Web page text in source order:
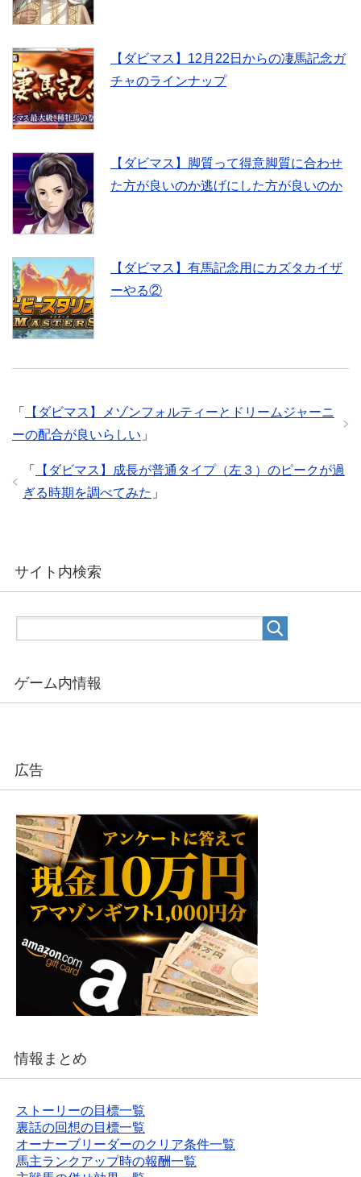
【ダビマス】12月22日からの凄馬記念ガ
チャのラインナップ
【ダビマス】脚質って得意脚質に合わせ
た方が良いのか逃げにした方が良いのか
【ダビマス】有馬記念用にカズタカイザ
ーやる②
「
【ダビマス】メゾンフォルティーとドリームジャーニ
ーの配合が良いらしい 」
「
【ダビマス】成長が普通タイプ（左３）のピークが過
ぎる時期を調べてみた 」
サイト内検索
ゲーム内情報
広告
情報まとめ
ストーリーの目標一覧
裏話の回想の目標一覧
オーナーブリーダーのクリア条件一覧
馬主ランクアップ時の報酬一覧